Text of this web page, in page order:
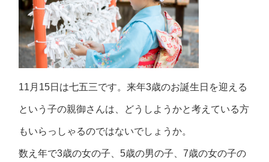
11月15日は七五三です。来年3歳のお誕生日を迎える
という子の親御さんは、どうしようかと考えている方
もいらっしゃるのではないでしょうか。
数え年で3歳の女の子、5歳の男の子、7歳の女の子の